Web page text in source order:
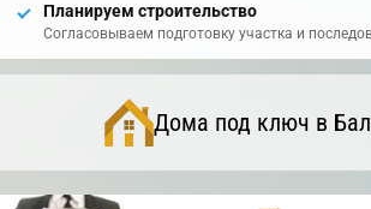
Планируем строительство
Согласовываем подготовку участка и
Дома под ключ в